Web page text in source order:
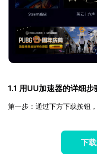
1.1 用UU加速器的详细步
第一步：通过下方下载按钮
下